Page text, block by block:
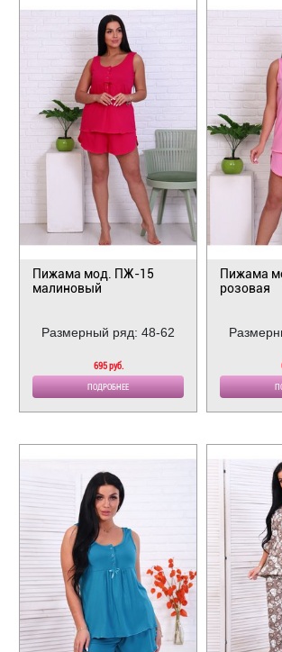
Пижама мод. ПЖ-15
малиновый
Размерный ряд: 48-62
695 руб.
ПОДРОБНЕЕ
Пижама
розовая